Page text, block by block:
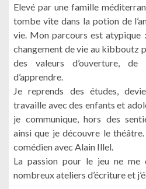
Elevé par une famille
tombe vite dans la potion de
vie. Mon parcours est atypique
changement de vie au kibboutz
des valeurs d’ouverture,
d’apprendre.
Je reprends des études,
travaille avec des enfants et
je communique, hors des
ainsi que je découvre le
comédien avec Alain Illel.
La passion pour le jeu ne me
nombreux ateliers d’écriture et